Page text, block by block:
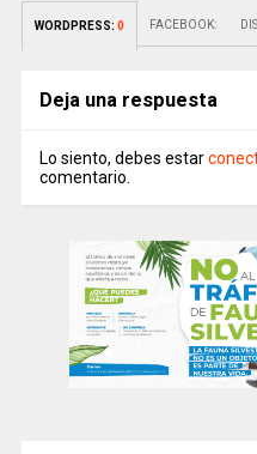
WORDPRESS: 0 FACEBOOK:
Deja una respuesta
Lo siento, debes estar
comentario.